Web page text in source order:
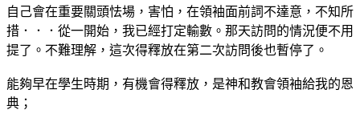
自己會在重要關頭怯場，害怕，在領袖面前詞不達意，不知所
措．．．從一開始，我已經打定輸數。那天訪問的情況便不用
提了。不難理解，這次得釋放在第二次訪問後也暫停了。
能夠早在學生時期，有機會得釋放，是神和教會領袖給我的恩
典；